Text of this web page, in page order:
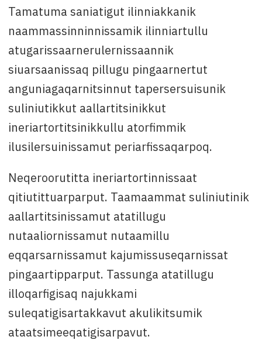
Tamatuma saniatigut ilinniakkanik
naammassinninnissamik ilinniartullu
atugarissaarnerulernissaannik
siuarsaanissaq pillugu pingaarnertut
anguniagaqarnitsinnut tapersersuisunik
suliniutikkut aallartitsinikkut
ineriartortitsinikkullu atorfimmik
ilusilersuinissamut periarfissaqarpoq.
Neqeroorutitta ineriartortinnissaat
qitiutittuarparput. Taamaammat suliniutinik
aallartitsinissamut atatillugu
nutaaliornissamut nutaamillu
eqqarsarnissamut kajumissuseqarnissat
pingaartipparput. Tassunga atatillugu
illoqarfigisaq najukkami
suleqatigisartakkavut akulikitsumik
ataatsimeeqatigisarpavut.